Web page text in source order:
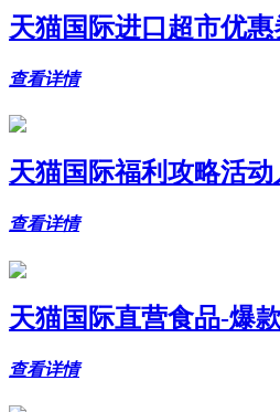
天猫国际进口超市优惠
查看详情
天猫国际福利攻略活动
查看详情
天猫国际直营食品-爆
查看详情